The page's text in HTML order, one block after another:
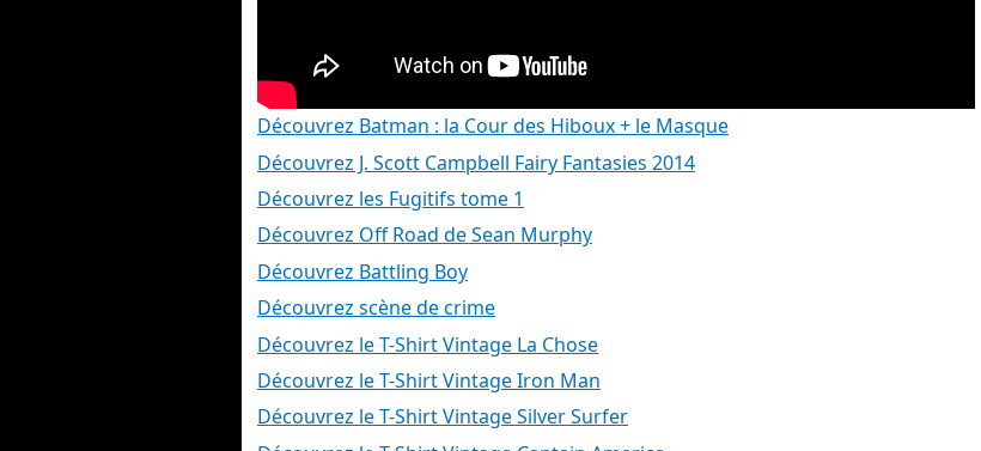
Découvrez Batman : la Cour des Hiboux + le Masque
Découvrez J. Scott Campbell Fairy Fantasies 2014
Découvrez les Fugitifs tome 1
Découvrez Off Road de Sean Murphy
Découvrez Battling Boy
Découvrez scène de crime
Découvrez le T-Shirt Vintage La Chose
Découvrez le T-Shirt Vintage Iron Man
Découvrez le T-Shirt Vintage Silver Surfer